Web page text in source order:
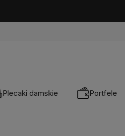
Plecaki damskie Portfele